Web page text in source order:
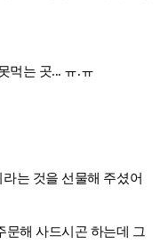
먹는 곳... ㅠ.ㅠ
는 것을 선물해 주셨어
문해 사드시곤 하는데 그